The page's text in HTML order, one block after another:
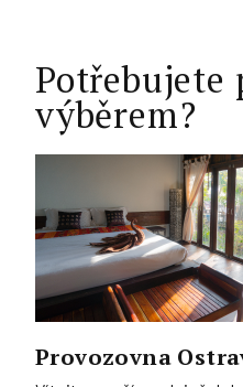
Potřebujete
výběrem?
Provozovna